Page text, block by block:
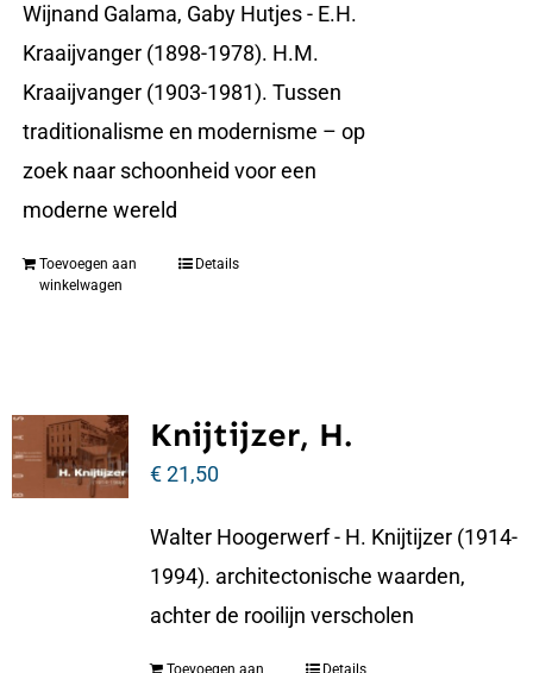
Wijnand Galama, Gaby Hutjes - E.H.
Kraaijvanger (1898-1978). H.M.
Kraaijvanger (1903-1981). Tussen
traditionalisme en modernisme – op
zoek naar schoonheid voor een
moderne wereld
Toevoegen aan
winkelwagen
Details
Knijtijzer, H.
€21,50
Walter Hoogerwerf - H. Knijtijzer (1914-
1994). architectonische waarden,
achter de rooilijn verscholen
Toevoegen aan
Details